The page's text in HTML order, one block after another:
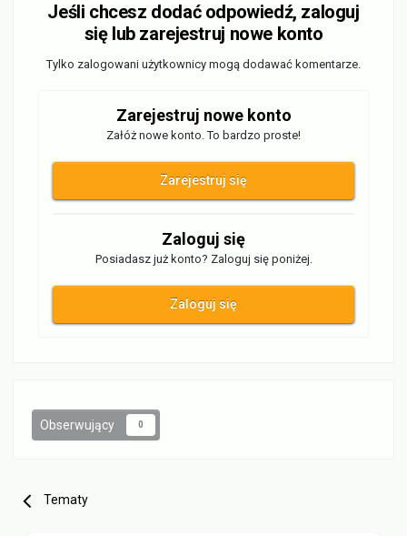
Jeśli chcesz dodać odpowiedź, zaloguj
się lub zarejestruj nowe konto
Tylko zalogowani użytkownicy mogą dodawać komentarze.
Zarejestruj nowe konto
Załóż nowe konto. To bardzo proste!
Zarejestruj się
Zaloguj się
Posiadasz już konto? Zaloguj się poniżej.
Zaloguj się
Obserwujący 0
Tematy